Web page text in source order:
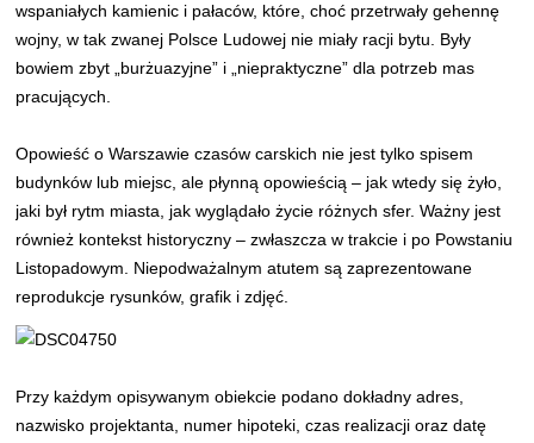
wspaniałych kamienic i pałaców, które, choć przetrwały gehennę
wojny, w tak zwanej Polsce Ludowej nie miały racji bytu. Były
bowiem zbyt „burżuazyjne” i „niepraktyczne” dla potrzeb mas
pracujących.
Opowieść o Warszawie czasów carskich nie jest tylko spisem
budynków lub miejsc, ale płynną opowieścią – jak wtedy się żyło,
jaki był rytm miasta, jak wyglądało życie różnych sfer. Ważny jest
również kontekst historyczny – zwłaszcza w trakcie i po Powstaniu
Listopadowym. Niepodważalnym atutem są zaprezentowane
reprodukcje rysunków, grafik i zdjęć.
Przy każdym opisywanym obiekcie podano dokładny adres,
nazwisko projektanta, numer hipoteki, czas realizacji oraz datę